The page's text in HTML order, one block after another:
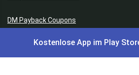
DM Payback Coupons
Aral Payback Coupons
Kostenlose App im Play